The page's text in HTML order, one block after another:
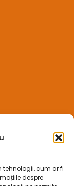
tehnologii, cum ar fi
despre